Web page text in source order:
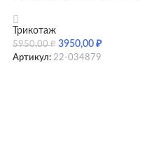
Трикотаж
5950,00₽ 3950,00 ₽
Артикул: 22-034879